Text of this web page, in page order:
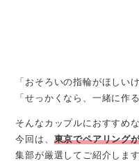
「おそろいの指輪がほしい
「せっかくなら、一緒に作
そんなカップルにおすすめ
今回は、 東京でペアリング
集部が厳選してご紹介します